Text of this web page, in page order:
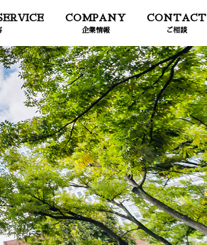
COMPANY
企業情報
CONTACT
ご相談